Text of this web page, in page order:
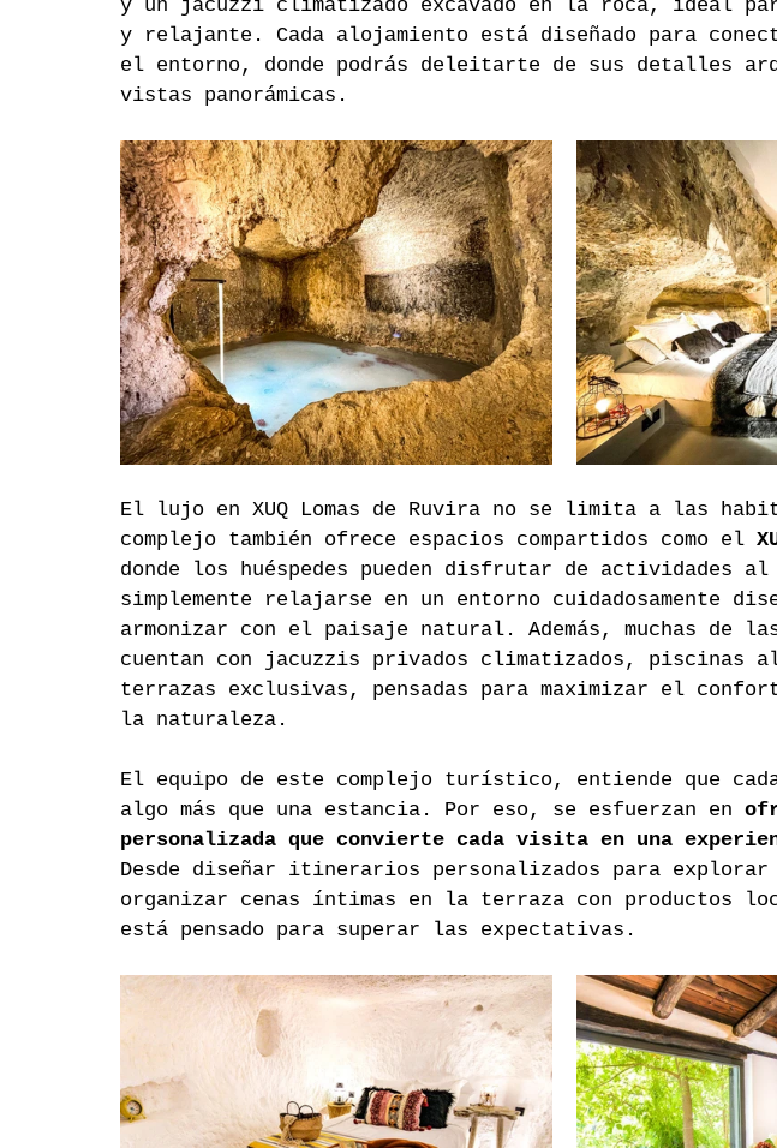
y un jacuzzi climatizado excavado en la roca, ideal
y relajante. Cada alojamiento está diseñado para
el entorno, donde podrás deleitarte de sus detalles
vistas panorámicas.
El lujo en XUQ Lomas de Ruvira no se limita a las
complejo también ofrece espacios compartidos como el
donde los huéspedes pueden disfrutar de actividades
simplemente relajarse en un entorno cuidadosamente
armonizar con el paisaje natural. Además, muchas de
cuentan con jacuzzis privados climatizados,
terrazas exclusivas, pensadas para maximizar el
la naturaleza.
El equipo de este complejo turístico, entiende que
algo más que una estancia. Por eso, se esfuerzan en
personalizada que convierte cada visita en una
Desde diseñar itinerarios personalizados para
organizar cenas íntimas en la terraza con productos
está pensado para superar las expectativas.